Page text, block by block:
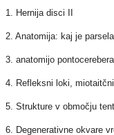
1. Hernija disci II
2. Anatomija: kaj je
3. anatomijo
4. Refleksni loki,
5. Strukture v območju
6. Degenerativne okvare